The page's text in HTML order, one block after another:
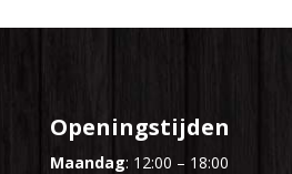
Openingstijden
Maandag: 12:00 – 18:00